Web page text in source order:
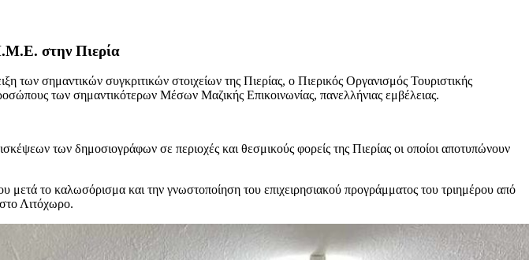
στην Πιερία
των σημαντικών συγκριτικών στοιχείων της Πιερίας, ο Πιερικός Οργανισμός Τουριστικής
των σημαντικότερων Μέσων Μαζικής Επικοινωνίας, πανελλήνιας εμβέλειας.
των δημοσιογράφων σε περιοχές και θεσμικούς φορείς της Πιερίας οι οποίοι αποτυπώνουν
το καλωσόρισμα και την γνωστοποίηση του επιχειρησιακού προγράμματος του τριημέρου από
Λιτόχωρο.